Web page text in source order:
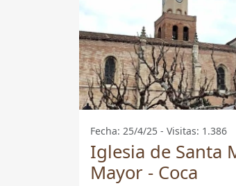
Fecha: 25/4/25 - Visitas: 1.386
Iglesia de Santa
Mayor - Coca